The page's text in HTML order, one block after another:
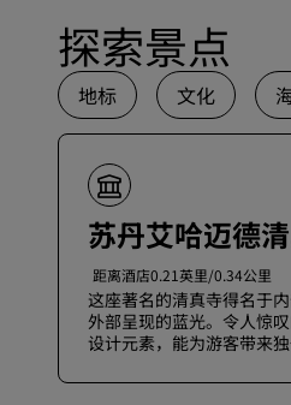
探索景点
地标 文化
苏丹艾哈迈德
距离酒店0.21英里/0.34公里
这座著名的清真寺得名于
外部呈现的蓝光。令人惊
设计元素，能为游客带来独